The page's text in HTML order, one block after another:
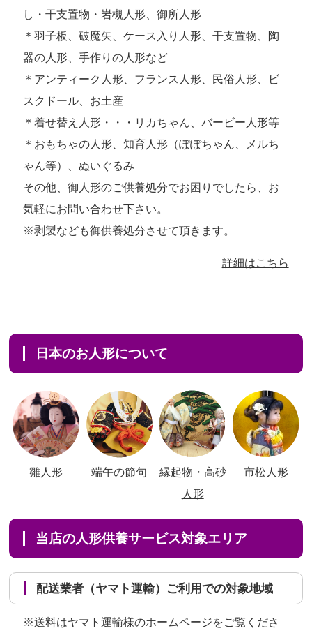
し・干支置物・岩槻人形、御所人形
＊羽子板、破魔矢、ケース入り人形、干支置物、陶
器の人形、手作りの人形など
＊アンティーク人形、フランス人形、民俗人形、ビ
スクドール、お土産
＊着せ替え人形・・・リカちゃん、バービー人形等
＊おもちゃの人形、知育人形（ぽぽちゃん、メルち
ゃん等）、ぬいぐるみ
その他、御人形のご供養処分でお困りでしたら、お
気軽にお問い合わせ下さい。
※剥製なども御供養処分させて頂きます。
詳細はこちら
日本のお人形について
雛人形 端午の節句
縁起物・高砂
人形
市松人形
当店の人形供養サービス対象エリア
配送業者（ヤマト運輸）ご利用での対象地域
※送料はヤマト運輸様のホームページをご覧くださ